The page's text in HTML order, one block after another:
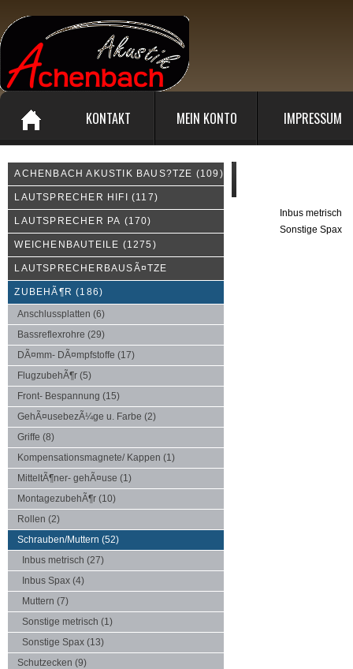
KONTAKT MEIN KONTO IMPRESSUM
ACHENBACH AKUSTIK BAUS?TZE (109)
LAUTSPRECHER HIFI (117)
LAUTSPRECHER PA (170)
WEICHENBAUTEILE (1275)
LAUTSPRECHERBAUSÃ¤TZE
ZUBEHÃ¶R (186)
Anschlussplatten (6)
Bassreflexrohre (29)
DÃ¤mm- DÃ¤mpfstoffe (17)
FlugzubehÃ¶r (5)
Front- Bespannung (15)
GehÃ¤usebezÃ¼ge u. Farbe (2)
Griffe (8)
Kompensationsmagnete/ Kappen (1)
MitteltÃ¶ner- gehÃ¤use (1)
MontagezubehÃ¶r (10)
Rollen (2)
Schrauben/Muttern (52)
Inbus metrisch (27)
Inbus Spax (4)
Muttern (7)
Sonstige metrisch (1)
Sonstige Spax (13)
Schutzecken (9)
Inbus metrisch
Sonstige Spax